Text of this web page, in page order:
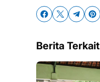
Berita Terkait